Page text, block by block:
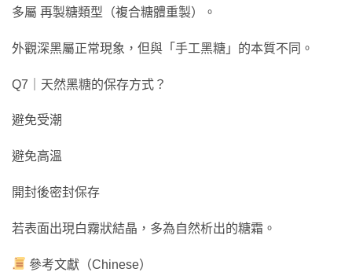
多屬 再製糖類型（複合糖體重製）。
外觀深黑屬正常現象，但與「手工黑糖」的本質不同。
Q7｜天然黑糖的保存方式？
避免受潮
避免高溫
開封後密封保存
若表面出現白霧狀結晶，多為自然析出的糖霜。
參考文獻（Chinese）